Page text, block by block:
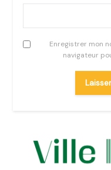
Enregistrer mon
navigateur